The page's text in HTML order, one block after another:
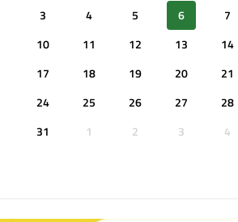
3
4 5 6 7
10
11 12 13 14
17
18 19 20 21
24
25 26 27 28
31
1 2 3 4